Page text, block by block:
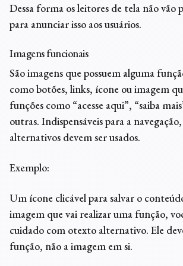
Dessa forma os leitores de tela não vão
para anunciar isso aos usuários.
Imagens funcionais
São imagens que possuem alguma
como botões, links, ícone ou imagem
funções como “acesse aqui”, “saiba
outras. Indispensáveis para a
alternativos devem ser usados.
Exemplo:
Um ícone clicável para salvar o
imagem que vai realizar uma função,
cuidado com otexto alternativo. Ele
função, não a imagem em si.